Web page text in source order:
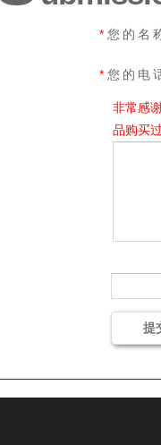
* 您的名
* 您的电
非常感
品购买